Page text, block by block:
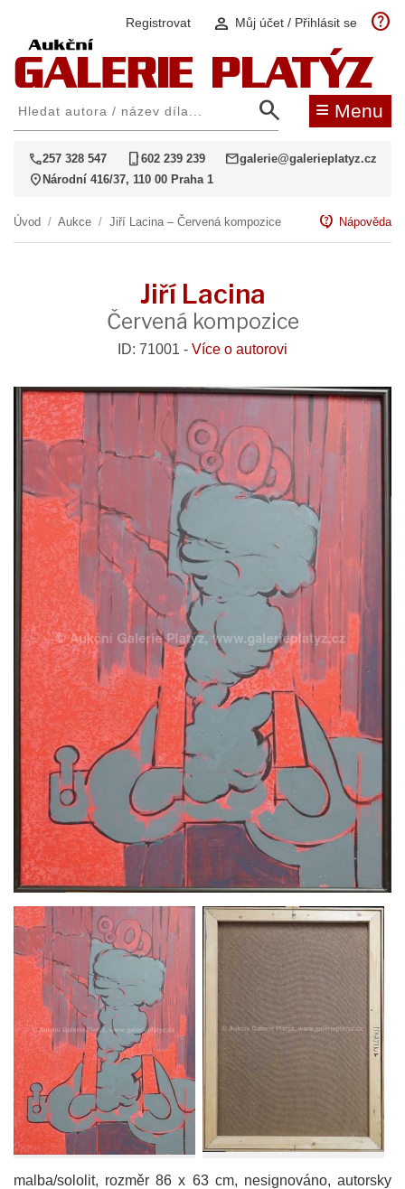
Registrovat person Můj účet / Přihlásit se help
search ≡ Menu
call257 328 547 phone_iphone602 239 239 mailgalerie@galerieplatyz.cz
location_on Národní 416/37, 110 00 Praha 1
Úvod / Aukce / Jiří Lacina – Červená kompozice contact_support Nápověda
Jiří Lacina
Červená kompozice
ID: 71001 - Více o autorovi
malba/sololit, rozměr 86 x 63 cm, nesignováno, autorsky